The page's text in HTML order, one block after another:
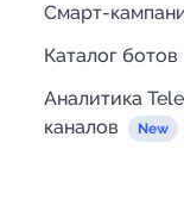
Смарт-
Каталог ботов
Аналитика
каналов